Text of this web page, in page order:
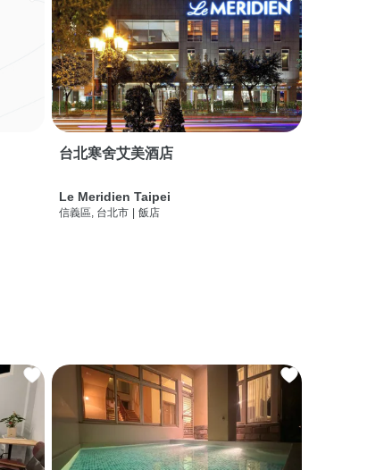
台北寒舍艾美酒店
Le Meridien Taipei
信義區, 台北市 | 飯店